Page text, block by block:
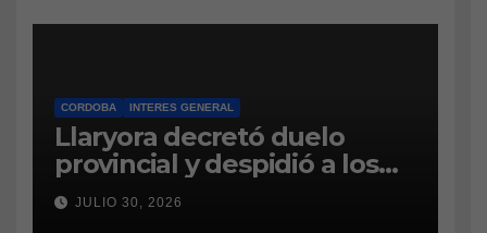
CÁRCEL DE BOUWER
CORDOBA INTERES GENERAL
Llaryora decretó duelo
provincial y despidió a los
bomberos cordobeses
fallecidos en la tragedia
JULIO 30, 2026